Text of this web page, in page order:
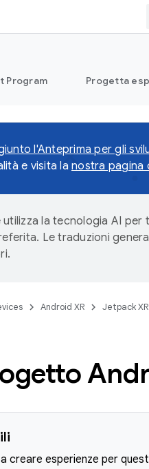
Program Progetta
l'Anteprima per gli
e visita la nostra pagina
la tecnologia AI per
Le traduzioni
Android XR
Jetpack
creare esperienze per